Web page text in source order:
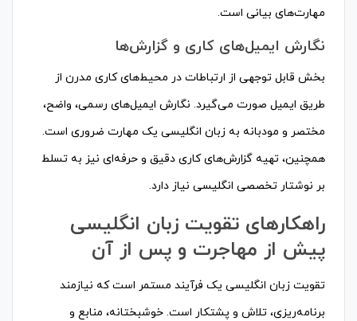
مهارت‌های بیانی است.
نگارش ایمیل‌های کاری و گزارش‌ها
بخش قابل توجهی از ارتباطات در محیط‌های کاری مدرن از
طریق ایمیل صورت می‌گیرد. نگارش ایمیل‌های رسمی، واضح،
مختصر و مودبانه به زبان انگلیسی یک مهارت ضروری است.
همچنین، تهیه گزارش‌های کاری دقیق و حرفه‌ای نیز به تسلط
بر نوشتار تخصصی انگلیسی نیاز دارد.
راهکارهای تقویت زبان انگلیسی
پیش از مهاجرت و پس از آن
تقویت زبان انگلیسی یک فرآیند مستمر است که نیازمند
برنامه‌ریزی، تلاش و پشتکار است. خوشبختانه، منابع و